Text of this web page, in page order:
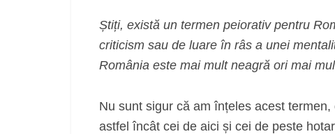
Știți, există un termen peiorativ pentru
criticism sau de luare în râs a unei
România este mai mult neagră ori mai
Nu sunt sigur că am înțeles acest
astfel încât cei de aici și cei de peste